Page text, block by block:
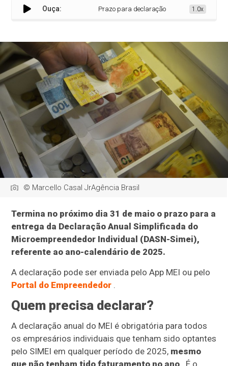
Ouça: Prazo para declaração anual do MEI termina
1.0x
© Marcello Casal JrAgência Brasil
Termina no próximo dia 31 de maio o prazo para a
entrega da Declaração Anual Simplificada do
Microempreendedor Individual (DASN-Simei),
referente ao ano-calendário de 2025.
A declaração pode ser enviada pelo App MEI ou pelo
Portal do Empreendedor .
Quem precisa declarar?
A declaração anual do MEI é obrigatória para todos
os empresários individuais que tenham sido optantes
pelo SIMEI em qualquer período de 2025, mesmo